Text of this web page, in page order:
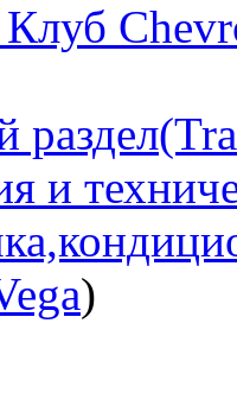
Клуб
и
)